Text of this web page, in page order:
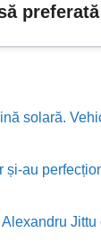
solară.
au